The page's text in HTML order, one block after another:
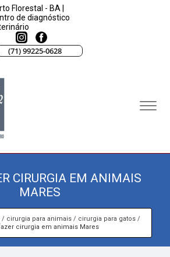
Florestal - BA |
de diagnóstico
(71) 99225-0628
CIRURGIA EM ANIMAIS
MARES
cirurgia para animais
cirurgia para gatos
cirurgia em animais Mares